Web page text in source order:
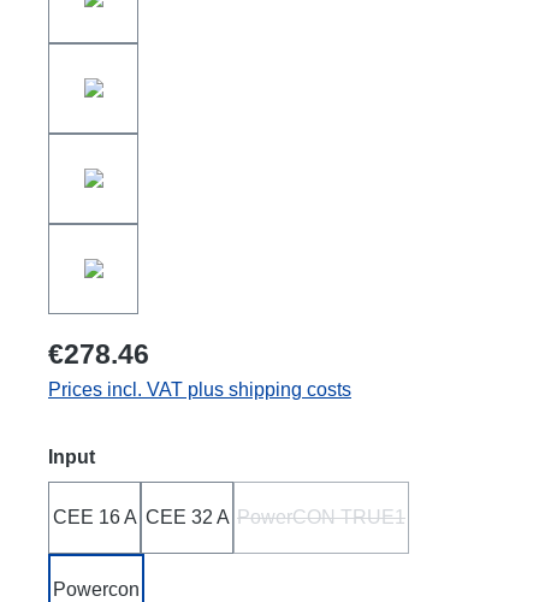
€278.46
Prices incl. VAT plus shipping costs
Select
Input
CEE 16 A CEE 32 A PowerCON TRUE1
Powercon